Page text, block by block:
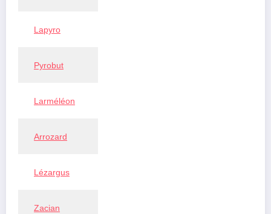
Lapyro
Pyrobut
Larméléon
Arrozard
Lézargus
Zacian